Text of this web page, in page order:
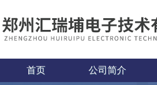
首页 公司简介